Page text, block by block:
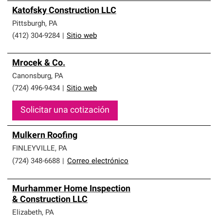
Katofsky Construction LLC
Pittsburgh, PA
(412) 304-9284
Sitio web
Mrocek & Co.
Canonsburg, PA
(724) 496-9434
Sitio web
Solicitar una cotización
Mulkern Roofing
FINLEYVILLE, PA
(724) 348-6688
Correo electrónico
Murhammer Home Inspection
& Construction LLC
Elizabeth, PA